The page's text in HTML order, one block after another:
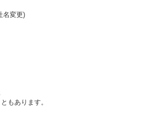
変更)
もあります。